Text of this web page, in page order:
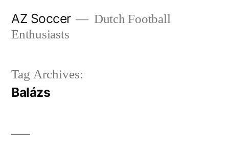
AZ Soccer
Dutch Football
Enthusiasts
Tag Archives:
Balázs